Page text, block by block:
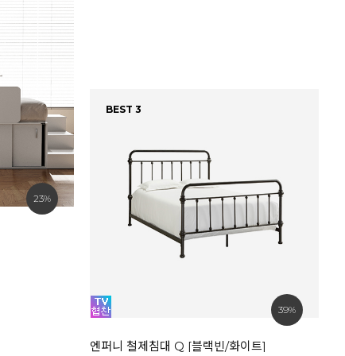
23%
BEST 3
39%
엔퍼니 철제침대 Q [블랙빈/화이트]